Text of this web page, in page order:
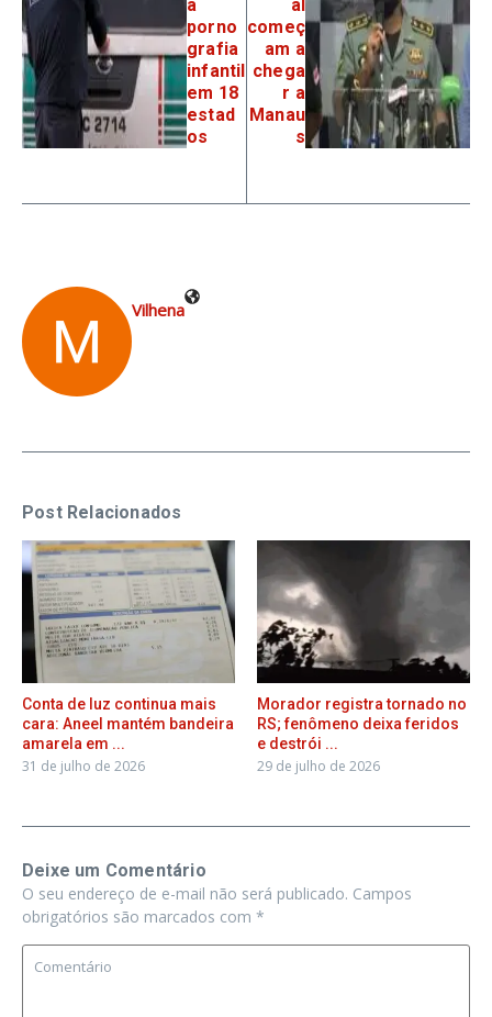
a
porno
grafia
infantil
em 18
estad
os
al
começ
am a
chega
r a
Manau
s
Vilhena
Post Relacionados
Conta de luz continua mais
cara: Aneel mantém bandeira
amarela em ...
31 de julho de 2026
Morador registra tornado no
RS; fenômeno deixa feridos
e destrói ...
29 de julho de 2026
Deixe um Comentário
O seu endereço de e-mail não será publicado. Campos
obrigatórios são marcados com *